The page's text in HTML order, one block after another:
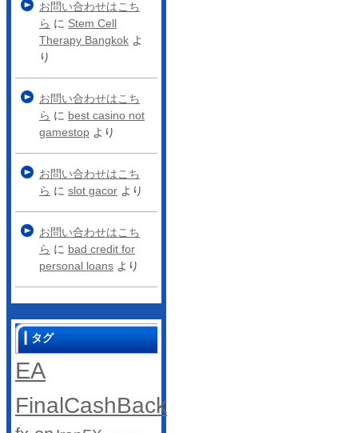
お問い合わせはこち
ら に Stem Cell
Therapy Bangkok よ
り
お問い合わせはこち
ら に best casino not
gamestop より
お問い合わせはこち
ら に slot gacor より
お問い合わせはこち
ら に bad credit for
personal loans より
タグ
EA
FinalCashBack